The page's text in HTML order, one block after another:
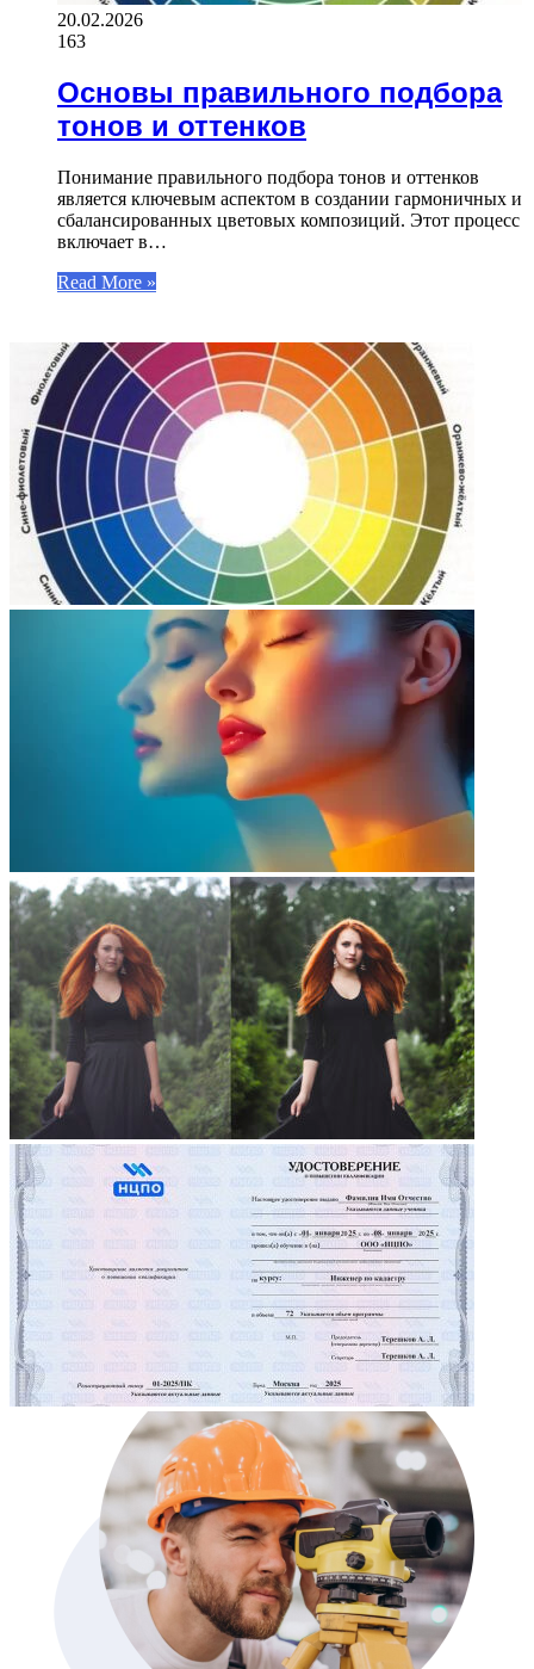
20.02.2026
163
Основы правильного подбора
тонов и оттенков
Понимание правильного подбора тонов и оттенков
является ключевым аспектом в создании гармоничных и
сбалансированных цветовых композиций. Этот процесс
включает в…
Read More »